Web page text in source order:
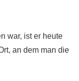
war, ist er heute
an dem man die